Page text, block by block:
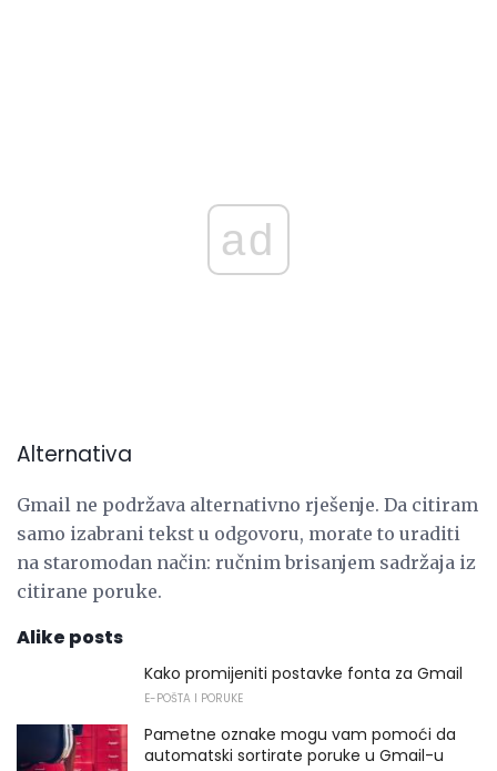
ad
Alternativa
Gmail ne podržava alternativno rješenje. Da citiram
samo izabrani tekst u odgovoru, morate to uraditi
na staromodan način: ručnim brisanjem sadržaja iz
citirane poruke.
Alike posts
Kako promijeniti postavke fonta za Gmail
E-POŠTA I PORUKE
Pametne oznake mogu vam pomoći da
automatski sortirate poruke u Gmail-u